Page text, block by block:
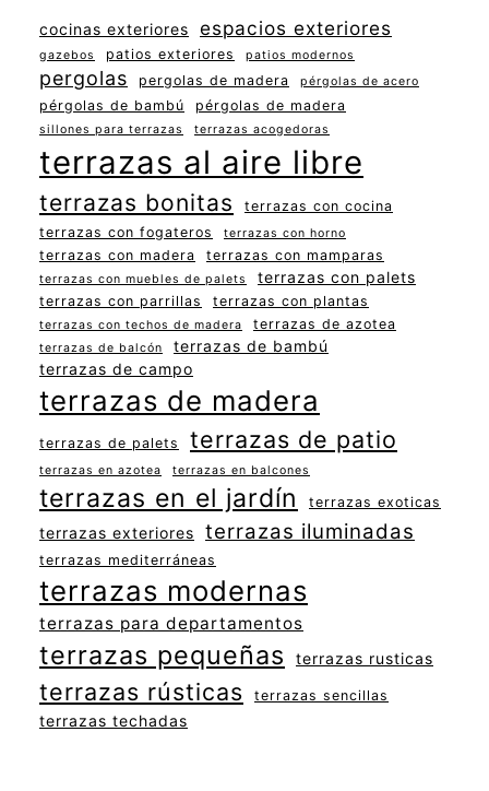
cocinas exteriores espacios exteriores
gazebos patios exteriores patios modernos
pergolas pergolas de madera pérgolas de acero
pérgolas de bambú pérgolas de madera
sillones para terrazas terrazas acogedoras
terrazas al aire libre
terrazas bonitas
terrazas con cocina
terrazas con fogateros
terrazas con horno
terrazas con madera terrazas con mamparas
terrazas con muebles de palets terrazas con palets
terrazas con parrillas terrazas con plantas
terrazas con techos de madera terrazas de azotea
terrazas de balcón
terrazas de bambú
terrazas de campo
terrazas de madera
terrazas de palets terrazas de patio
terrazas en azotea terrazas en balcones
terrazas en el jardín terrazas exoticas
terrazas exteriores terrazas iluminadas
terrazas mediterráneas
terrazas modernas
terrazas para departamentos
terrazas pequeñas terrazas rusticas
terrazas rústicas terrazas sencillas
terrazas techadas